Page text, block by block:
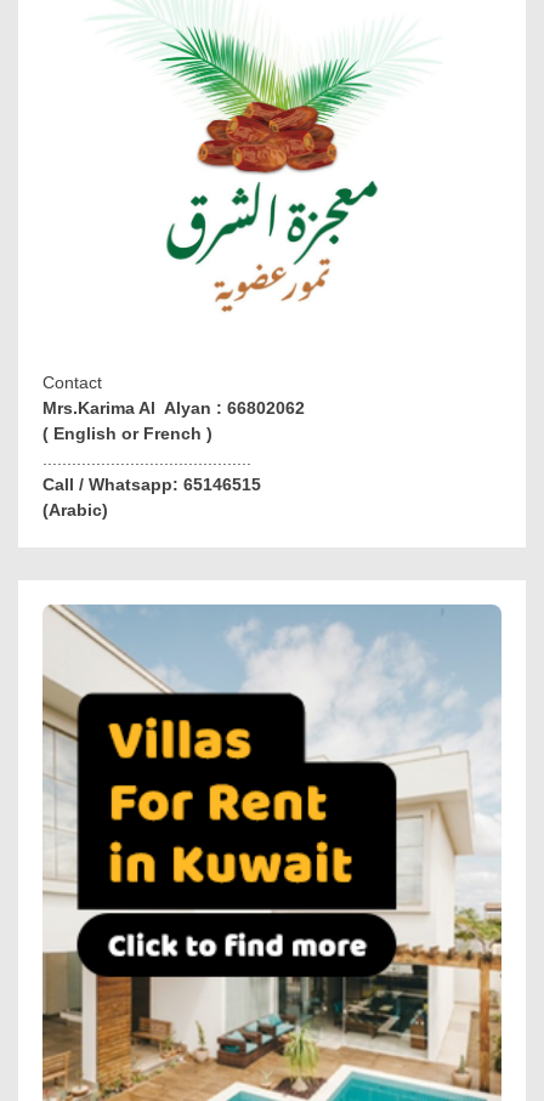
Contact
Mrs.Karima Al Alyan : 66802062
( English or French )
Call / Whatsapp: 65146515
(Arabic)